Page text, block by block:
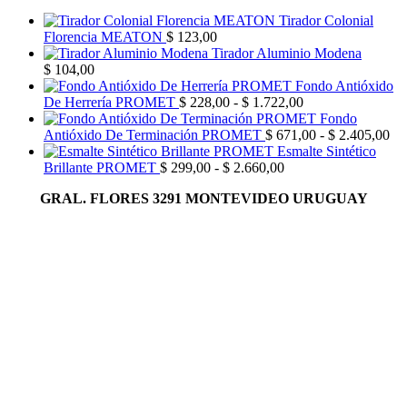
Tirador Colonial
Florencia MEATON $ 123,00
Tirador Aluminio Modena
$ 104,00
Fondo Antióxido
De Herrería PROMET $ 228,00 - $ 1.722,00Rango
de
precios:
desde
$ 1.722,00
Fondo
Antióxido De Terminación PROMET $ 671,00 - $ 2.405,00
Esmalte Sintético
Brillante PROMET $ 299,00 - $ 2.660,00Rango
precios:
GRAL. FLORES 3291 MONTEVIDEO URUGUAY